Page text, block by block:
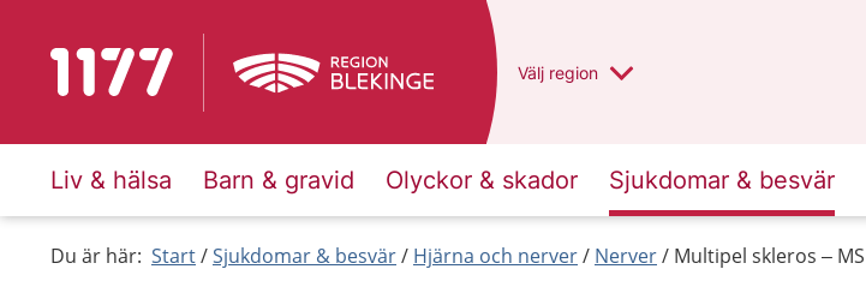
Till startsidan för 1177 Du har valt region
Välj en annan
region
Liv & hälsa Barn & gravid Olyckor & skador Sjukdomar & besvär
Du är här: Start Sjukdomar & besvär Hjärna och nerver Nerver Multipel skleros – MS